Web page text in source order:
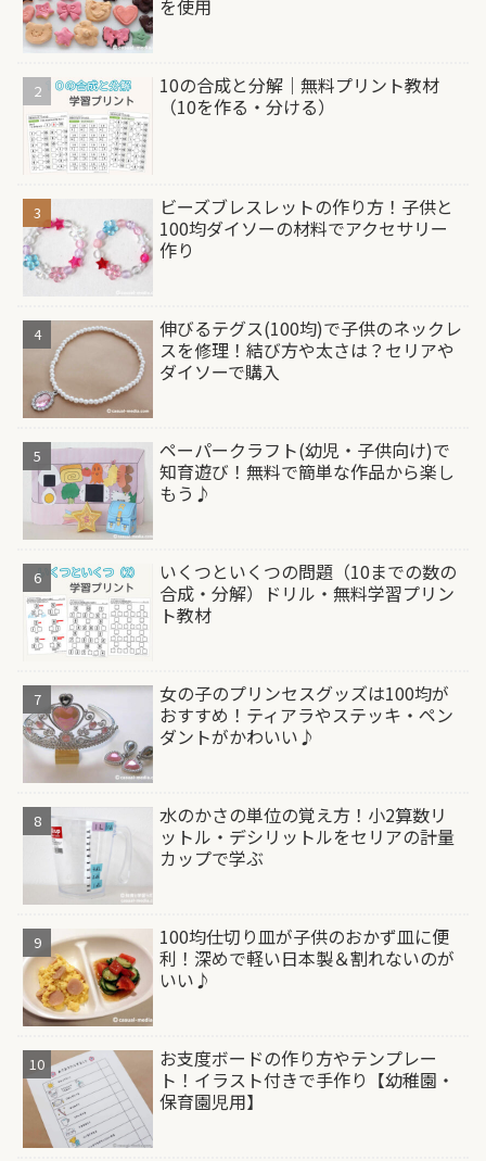
を使用
10の合成と分解｜無料プリント教材
（10を作る・分ける）
ビーズブレスレットの作り方！子供と
100均ダイソーの材料でアクセサリー
作り
伸びるテグス(100均)で子供のネックレ
スを修理！結び方や太さは？セリアや
ダイソーで購入
ペーパークラフト(幼児・子供向け)で
知育遊び！無料で簡単な作品から楽し
もう♪
いくつといくつの問題（10までの数の
合成・分解）ドリル・無料学習プリン
ト教材
女の子のプリンセスグッズは100均が
おすすめ！ティアラやステッキ・ペン
ダントがかわいい♪
水のかさの単位の覚え方！小2算数リ
ットル・デシリットルをセリアの計量
カップで学ぶ
100均仕切り皿が子供のおかず皿に便
利！深めで軽い日本製＆割れないのが
いい♪
お支度ボードの作り方やテンプレー
ト！イラスト付きで手作り【幼稚園・
保育園児用】